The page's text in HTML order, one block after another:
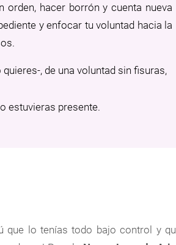
orden, hacer borrón y cuenta nueva
y enfocar tu voluntad hacia la
, de una voluntad sin fisuras,
estuvieras presente.
que lo tenías todo bajo control y